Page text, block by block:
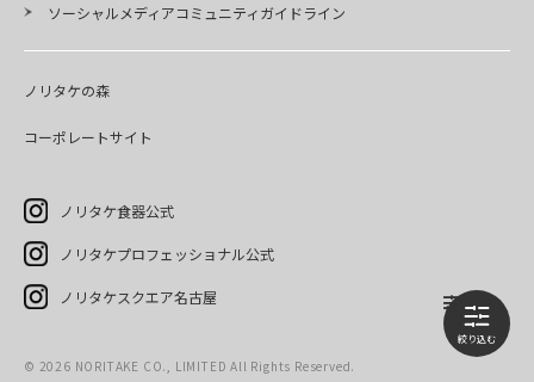
ソーシャルメディアコミュニティガイドライン
ノリタケの森
コーポレートサイト
ノリタケ食器公式
ノリタケプロフェッショナル公式
ノリタケスクエア名古屋
© 2026 NORITAKE CO., LIMITED All Rights Reserved.